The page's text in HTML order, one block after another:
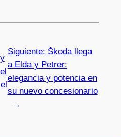
Siguiente: Škoda llega
a Elda y Petrer:
elegancia y potencia en
su nuevo concesionario
→